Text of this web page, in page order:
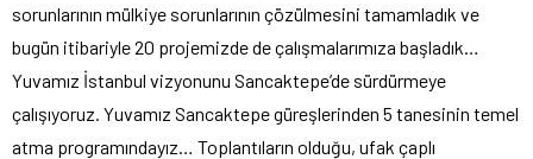
sorunlarının mülkiye sorunlarının çözülmesini tamamladık ve
bugün itibariyle 20 projemizde de çalışmalarımıza başladık…
Yuvamız İstanbul vizyonunu Sancaktepe’de sürdürmeye
çalışıyoruz. Yuvamız Sancaktepe güreşlerinden 5 tanesinin temel
atma programındayız… Toplantıların olduğu, ufak çaplı